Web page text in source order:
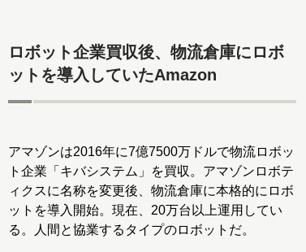
ロボット企業買収後、物流倉庫にロボ
ットを導入していたAmazon
アマゾンは2016年に7億7500万ドルで物流ロボッ
ト企業「キバシステム」を買収。アマゾンロボテ
ィクスに名称を変更後、物流倉庫に本格的にロボ
ットを導入開始。現在、20万台以上運用してい
る。人間と協業するタイプのロボットだ。